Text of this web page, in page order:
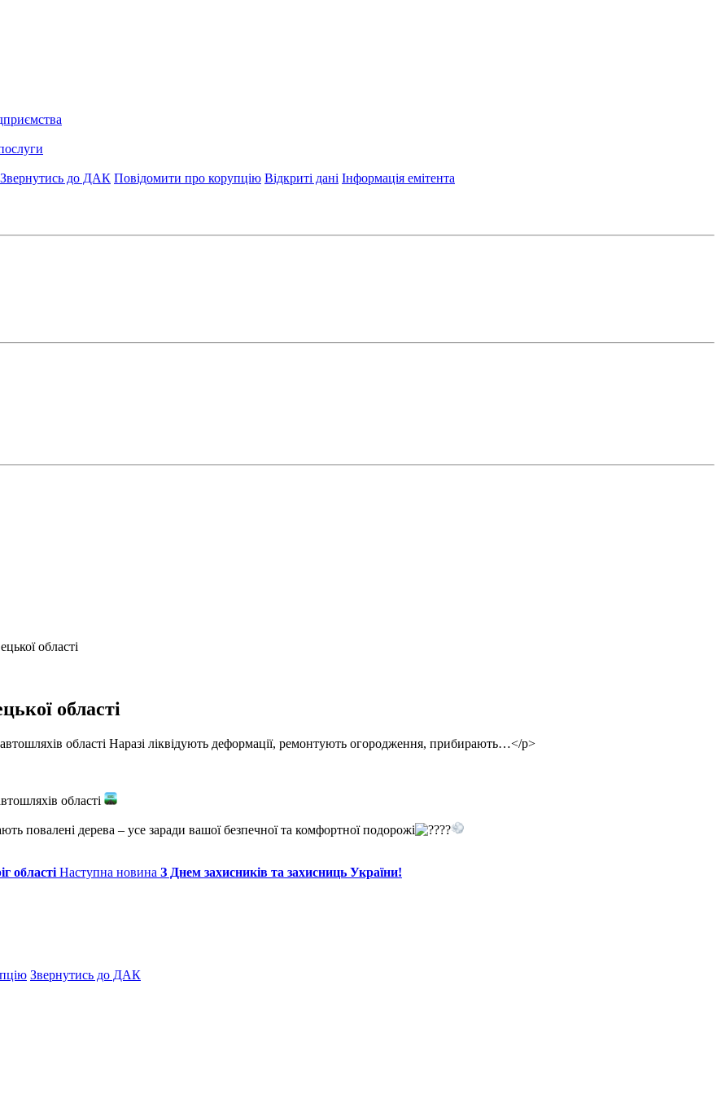
Звернутись до ДАК Повідомити про корупцію Відкриті дані Інформація емітента
області
області
області Наразі ліквідують деформації, ремонтують огородження, прибирають…</p>
області
повалені дерева – усе заради вашої безпечної та комфортної подорожі
області Наступна новина З Днем захисників та захисниць України!
Звернутись до ДАК